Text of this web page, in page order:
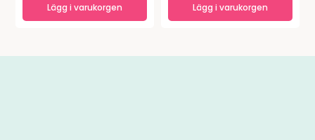
Lägg i varukorgen Lägg i varukorgen